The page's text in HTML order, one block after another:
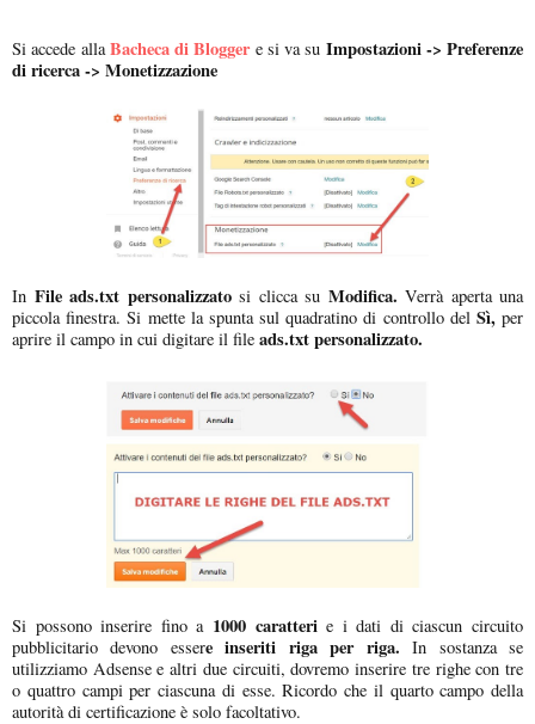
Si accede allaBacheca di Bloggere si va su Impostazioni -> Preferenze
di ricerca -> Monetizzazione
In File ads.txt personalizzatosi clicca su Modifica. Verrà aperta una
piccola finestra. Si mette la spunta sul quadratino di controllo del Sì,per
aprire il campo in cui digitare il file ads.txt personalizzato.
Si possono inserire fino a 1000 caratterie i dati di ciascun circuito
pubblicitario devono essere inseriti riga per riga. In sostanza se
utilizziamo Adsense e altri due circuiti, dovremo inserire tre righe con tre
o quattro campi per ciascuna di esse. Ricordo che il quarto campo della
autorità di certificazione è solo facoltativo.